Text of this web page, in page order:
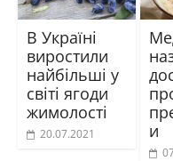
В Україні
виростили
найбільші у
світі ягоди
жимолості
20.07.2021
и